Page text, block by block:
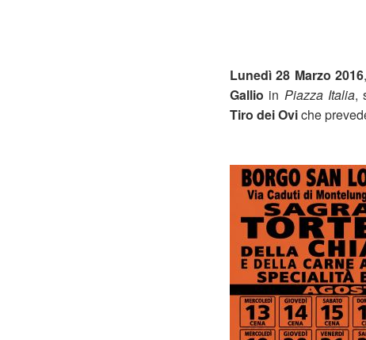
Lunedì 28 Marzo 2016
Gallio in Piazza Italia,
Tiro dei Oviche